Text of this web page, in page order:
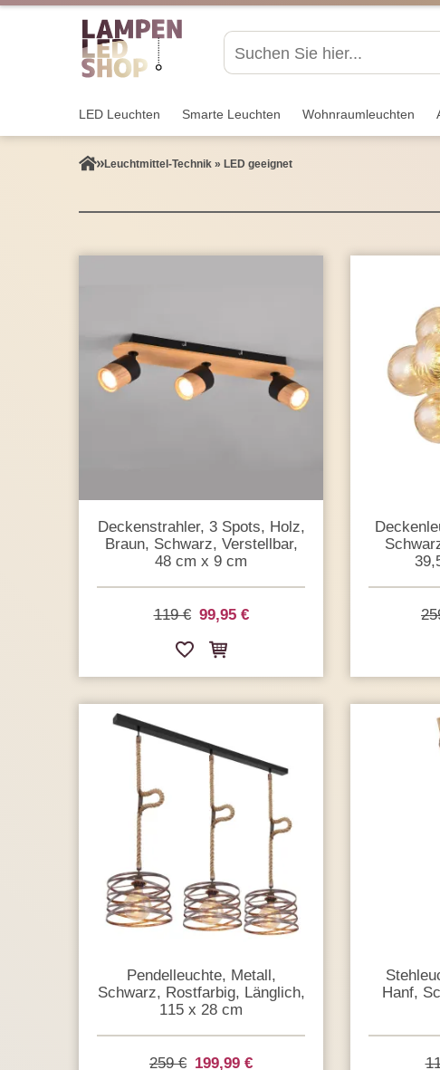
LED Leuchten Smarte Leuchten Wohnraum­leuchten
Leuchtmittel-Technik » LED geeignet
Deckenstrahler, 3 Spots, Holz,
Braun, Schwarz, Verstellbar,
48 cm x 9 cm
119 € 99,95 €
Pendelleuchte, Metall,
Schwarz, Rostfarbig, Länglich,
115 x 28 cm
259 € 199,99 €
Hanf,